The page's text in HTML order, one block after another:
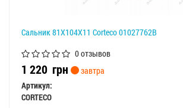
Сальник 81X104X11 Corteco 01027762B
0 отзывов
1 220 грн
завтра
Артикул:
CORTECO